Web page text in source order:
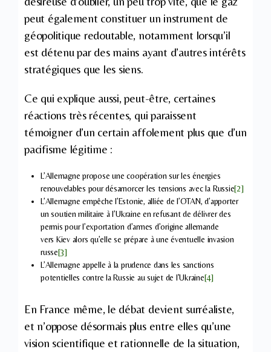
peut également constituer un instrument de
géopolitique redoutable, notamment lorsqu’il
est détenu par des mains ayant d’autres intérêts
stratégiques que les siens.
Ce qui explique aussi, peut-être, certaines
réactions très récentes, qui paraissent
témoigner d’un certain affolement plus que d’un
pacifisme légitime :
L’Allemagne propose une coopération sur les énergies
renouvelables pour désamorcer les tensions avec la Russie[2]
L’Allemagne empêche l’Estonie, alliée de l’OTAN, d’apporter
un soutien militaire à l’Ukraine en refusant de délivrer des
permis pour l’exportation d’armes d’origine allemande
vers Kiev alors qu’elle se prépare à une éventuelle invasion
russe[3]
L’Allemagne appelle à la prudence dans les sanctions
potentielles contre la Russie au sujet de l’Ukraine[4]
En France même, le débat devient surréaliste,
et n’oppose désormais plus entre elles qu’une
vision scientifique et rationnelle de la situation,